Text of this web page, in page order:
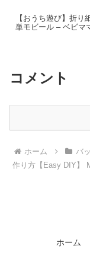
【おうち遊び】折り
単モビール – ベビマ
コメント
ホーム バ
作り方【Easy DIY】
ホーム